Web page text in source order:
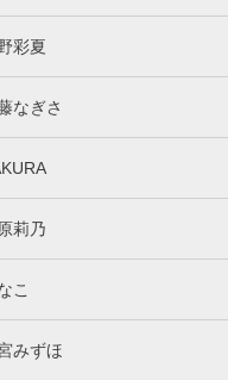
彩夏
なぎさ
莉乃
こ
みずほ